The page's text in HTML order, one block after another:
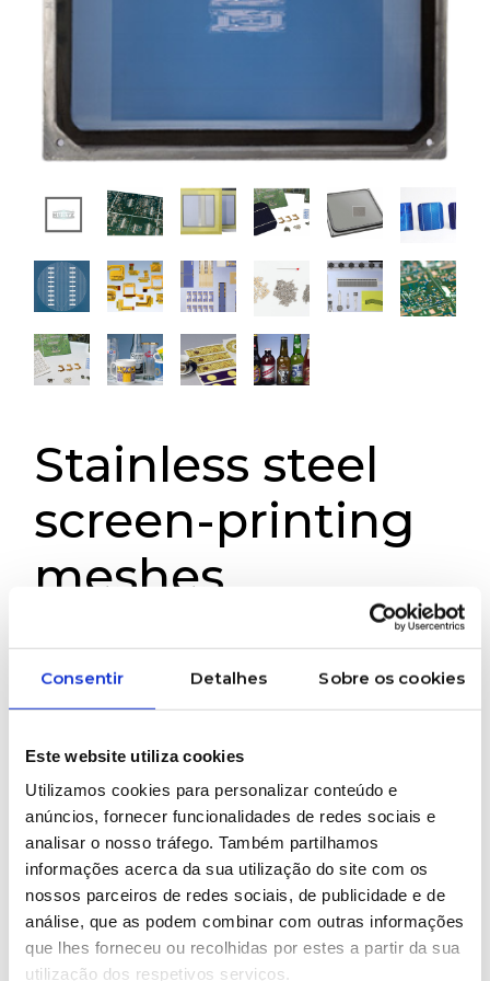
Consentir Detalhes Sobre os cookies
Este website utiliza cookies
Utilizamos cookies para personalizar conteúdo e
anúncios, fornecer funcionalidades de redes sociais e
analisar o nosso tráfego. Também partilhamos
informações acerca da sua utilização do site com os
nossos parceiros de redes sociais, de publicidade e de
análise, que as podem combinar com outras informações
que lhes forneceu ou recolhidas por estes a partir da sua
utilização dos respetivos serviços.
Stainless steel
screen-printing
meshes
High-quality Swiss stainless steel screen-printing
meshes for the most demanding applications.
#Bopp #Meshes #SteelMesh #StainlessSteel
WOULD YOU LIKE MORE INFORMATION
ABOUT THIS PRODUCT?
Brands represented